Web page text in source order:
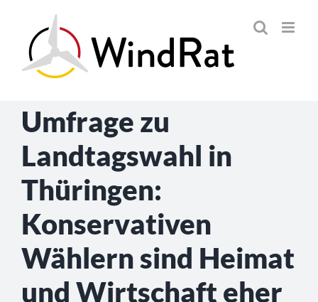
content
Umfrage zu
Landtagswahl in
Thüringen:
Konservativen
Wählern sind Heimat
und Wirtschaft eher